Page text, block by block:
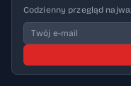
Codzienny przegląd